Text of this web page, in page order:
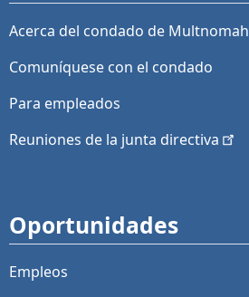
Acerca del condado de Multnomah
Comuníquese con el condado
Para empleados
Reuniones de la junta directiva
Oportunidades
Empleos